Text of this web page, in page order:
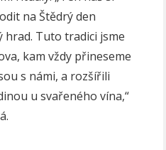
na Štědrý den
hrad. Tuto tradici jsme
kam vždy přineseme
s námi, a rozšířili
u svařeného vína,“